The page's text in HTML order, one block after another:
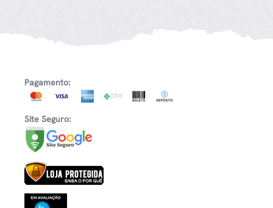
Pagamento:
Site Seguro: